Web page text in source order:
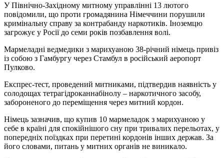
У Північно-Західному митному управлінні 13 лютого
повідомили, що проти громадянина Німеччини порушили
кримінальну справу за контрабанду наркотиків. Іноземцю
загрожує у Росії до семи років позбавлення волі.
Мармеладні ведмедики з марихуаною 38-річний німець привіз
із собою з Гамбургу через Стамбул в російський аеропорт
Пулково.
Експрес-тест, проведений митниками, підтвердив наявність у
солодощах тетрагідроканнабінолу – наркотичного засобу,
забороненого до переміщення через митний кордон.
Німець зазначив, що купив 10 мармеладок з марихуаною у
себе в країні для спокійнішого сну при тривалих перельотах, у
попередніх поїздках при перетині кордонів інших держав. За
його словами, питань у митних органів не виникало.